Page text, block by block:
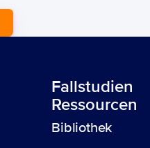
Fallstudien
Ressourcen
Bibliothek